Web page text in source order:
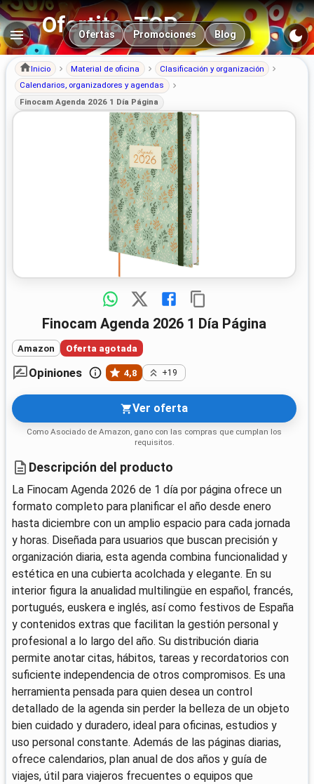
OfertitasTOP
Navegación principal
Ofertas Promociones Blog
Inicio Material de oficina
Clasificación y organización
Calendarios, organizadores y agendas
Finocam Agenda 2026 1 Día Página
Finocam Agenda 2026 1 Día Página
Amazon Oferta agotada
Opiniones 4,8 +19
Ver oferta
Como Asociado de Amazon, gano con las compras que cumplan los
requisitos.
Descripción del producto
La Finocam Agenda 2026 de 1 día por página ofrece un
formato completo para planificar el año desde enero
hasta diciembre con un amplio espacio para cada jornada
y horas. Diseñada para usuarios que buscan precisión y
organización diaria, esta agenda combina funcionalidad y
estética en una cubierta acolchada y elegante. En su
interior figura la anualidad multilingüe en español, francés,
portugués, euskera e inglés, así como festivos de España
y contenidos extras que facilitan la gestión personal y
profesional a lo largo del año. Su distribución diaria
permite anotar citas, hábitos, tareas y recordatorios con
suficiente independencia de otros compromisos. Es una
herramienta pensada para quien desea un control
detallado de la agenda sin perder la belleza de un objeto
bien cuidado y duradero, ideal para oficinas, estudios y
uso personal constante. Además de las páginas diarias,
ofrece calendarios, plan anual de dos años y guía de
viajes, útil para viajeros frecuentes o equipos que